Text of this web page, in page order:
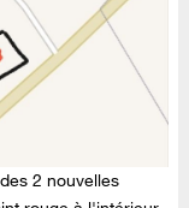
2 nouvelles